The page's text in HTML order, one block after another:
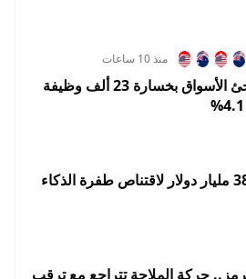
منذ 10 ساعات
الوظائف الأمريكية تفاجئ الأسواق بخسارة 23 ألف وظيفة
إس كيه هاينكس تضخ 38 مليار دولار لاقتناص طفرة الذكاء
حركة الملاحة تتراجع مع ترقب